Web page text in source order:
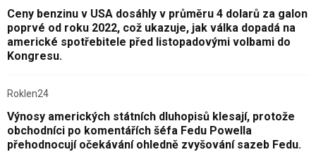
Ceny benzinu v USA dosáhly v průměru 4 dolarů za galon
poprvé od roku 2022, což ukazuje, jak válka dopadá na
americké spotřebitele před listopadovými volbami do
Kongresu.
Roklen24
Výnosy amerických státních dluhopisů klesají, protože
obchodníci po komentářích šéfa Fedu Powella
přehodnocují očekávání ohledně zvyšování sazeb Fedu.